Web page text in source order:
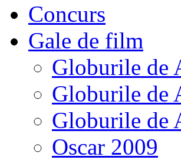
Concurs
Gale de film
Globurile de
Globurile de
Globurile de
Oscar 2009